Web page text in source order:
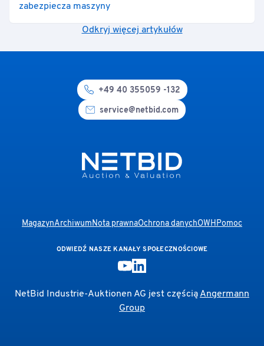
zabezpiecza maszyny
Odkryj więcej artykułów
+49 40 355059 -132
service@netbid.com
MagazynArchiwumNota prawnaOchrona danychOWHPomoc
ODWIEDŹ NASZE KANAŁY SPOŁECZNOŚCIOWE
NetBid Industrie-Auktionen AG jest częściąAngermann
Group